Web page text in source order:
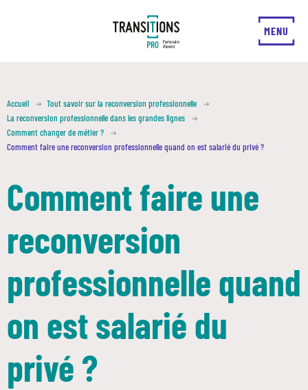
MENU
FERMER
Accueil
Tout savoir sur la reconversion professionnelle
La reconversion professionnelle dans les grandes lignes
Comment changer de métier ?
Comment faire une reconversion professionnelle quand on est salarié du privé ?
Comment faire une
reconversion
professionnelle quand
on est salarié du
privé ?